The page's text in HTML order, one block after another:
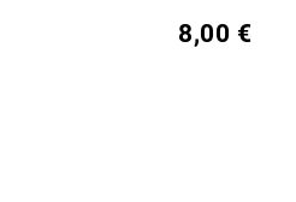
8,00 €